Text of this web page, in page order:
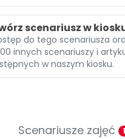
scenariusz w
do tego scenariusza
innych scenariuszy i
w naszym kiosku.
Scenariusze zajęć 1